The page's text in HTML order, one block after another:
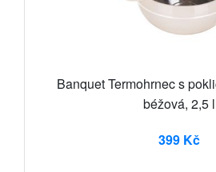
Banquet Termohrnec s
béžová, 2,5 l
399 Kč